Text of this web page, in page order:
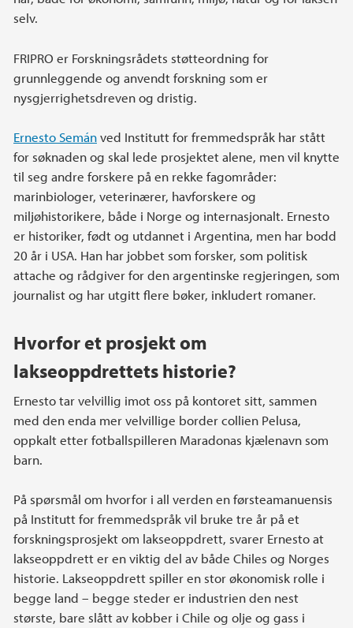
selv.
FRIPRO er Forskningsrådets støtteordning for
grunnleggende og anvendt forskning som er
nysgjerrighetsdreven og dristig.
Ernesto Semánved Institutt for fremmedspråk har stått
for søknaden og skal lede prosjektet alene, men vil knytte
til seg andre forskere på en rekke fagområder:
marinbiologer, veterinærer, havforskere og
miljøhistorikere, både i Norge og internasjonalt. Ernesto
er historiker, født og utdannet i Argentina, men har bodd
20 år i USA. Han har jobbet som forsker, som politisk
attache og rådgiver for den argentinske regjeringen, som
journalist og har utgitt flere bøker, inkludert romaner.
Hvorfor et prosjekt om
lakseoppdrettets historie?
Ernesto tar velvillig imot oss på kontoret sitt, sammen
med den enda mer velvillige border collien Pelusa,
oppkalt etter fotballspilleren Maradonas kjælenavn som
barn.
På spørsmål om hvorfor i all verden en førsteamanuensis
på Institutt for fremmedspråk vil bruke tre år på et
forskningsprosjekt om lakseoppdrett, svarer Ernesto at
lakseoppdrett er en viktig del av både Chiles og Norges
historie. Lakseoppdrett spiller en stor økonomisk rolle i
begge land – begge steder er industrien den nest
største, bare slått av kobber i Chile og olje og gass i